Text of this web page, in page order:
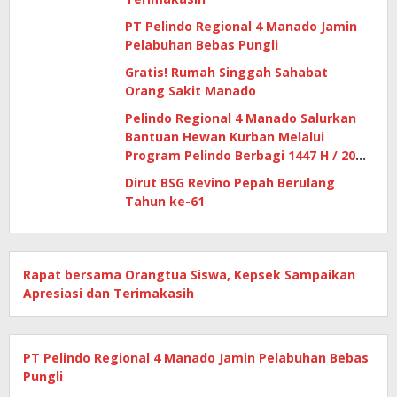
PT Pelindo Regional 4 Manado Jamin
Pelabuhan Bebas Pungli
Gratis! Rumah Singgah Sahabat
Orang Sakit Manado
Pelindo Regional 4 Manado Salurkan
Bantuan Hewan Kurban Melalui
Program Pelindo Berbagi 1447 H / 2026
Dirut BSG Revino Pepah Berulang
Tahun ke-61
Rapat bersama Orangtua Siswa, Kepsek Sampaikan
Apresiasi dan Terimakasih
PT Pelindo Regional 4 Manado Jamin Pelabuhan Bebas
Pungli